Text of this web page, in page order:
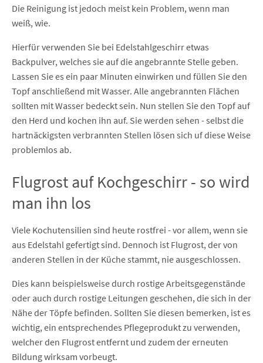
Die Reinigung ist jedoch meist kein Problem, wenn man
weiß, wie.
Hierfür verwenden Sie bei Edelstahlgeschirr etwas
Backpulver, welches sie auf die angebrannte Stelle geben.
Lassen Sie es ein paar Minuten einwirken und füllen Sie den
Topf anschließend mit Wasser. Alle angebrannten Flächen
sollten mit Wasser bedeckt sein. Nun stellen Sie den Topf auf
den Herd und kochen ihn auf. Sie werden sehen - selbst die
hartnäckigsten verbrannten Stellen lösen sich uf diese Weise
problemlos ab.
Flugrost auf Kochgeschirr - so wird
man ihn los
Viele Kochutensilien sind heute rostfrei - vor allem, wenn sie
aus Edelstahl gefertigt sind. Dennoch ist Flugrost, der von
anderen Stellen in der Küche stammt, nie ausgeschlossen.
Dies kann beispielsweise durch rostige Arbeitsgegenstände
oder auch durch rostige Leitungen geschehen, die sich in der
Nähe der Töpfe befinden. Sollten Sie diesen bemerken, ist es
wichtig, ein entsprechendes Pflegeprodukt zu verwenden,
welcher den Flugrost entfernt und zudem der erneuten
Bildung wirksam vorbeugt.